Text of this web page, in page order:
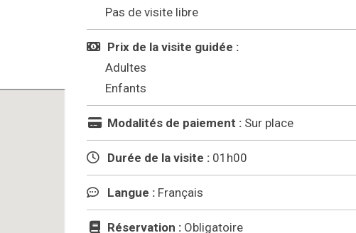
Pas de visite libre
Prix de la visite guidée :
Adultes
Enfants
Modalités de paiement : Sur place
Durée de la visite : 01h00
Langue : Français
Réservation : Obligatoire